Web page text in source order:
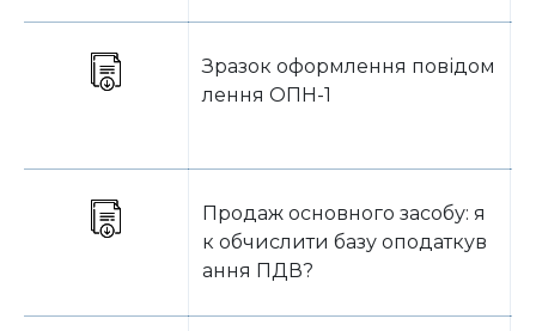
Зразок оформлення повідом
лення ОПН-1
Продаж основного засобу: я
к обчислити базу оподаткув
ання ПДВ?